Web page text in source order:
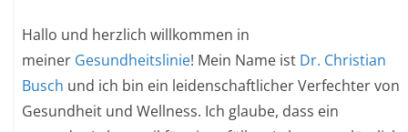
Hallo und herzlich willkommen in
meiner Gesundheitslinie! Mein Name ist Dr. Christian
Busch und ich bin ein leidenschaftlicher Verfechter von
Gesundheit und Wellness. Ich glaube, dass ein